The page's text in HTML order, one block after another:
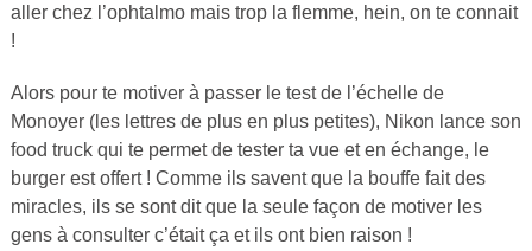
aller chez l’ophtalmo mais trop la flemme, hein, on te connait
!
Alors pour te motiver à passer le test de l’échelle de
Monoyer (les lettres de plus en plus petites), Nikon lance son
food truck qui te permet de tester ta vue et en échange, le
burger est offert ! Comme ils savent que la bouffe fait des
miracles, ils se sont dit que la seule façon de motiver les
gens à consulter c’était ça et ils ont bien raison !